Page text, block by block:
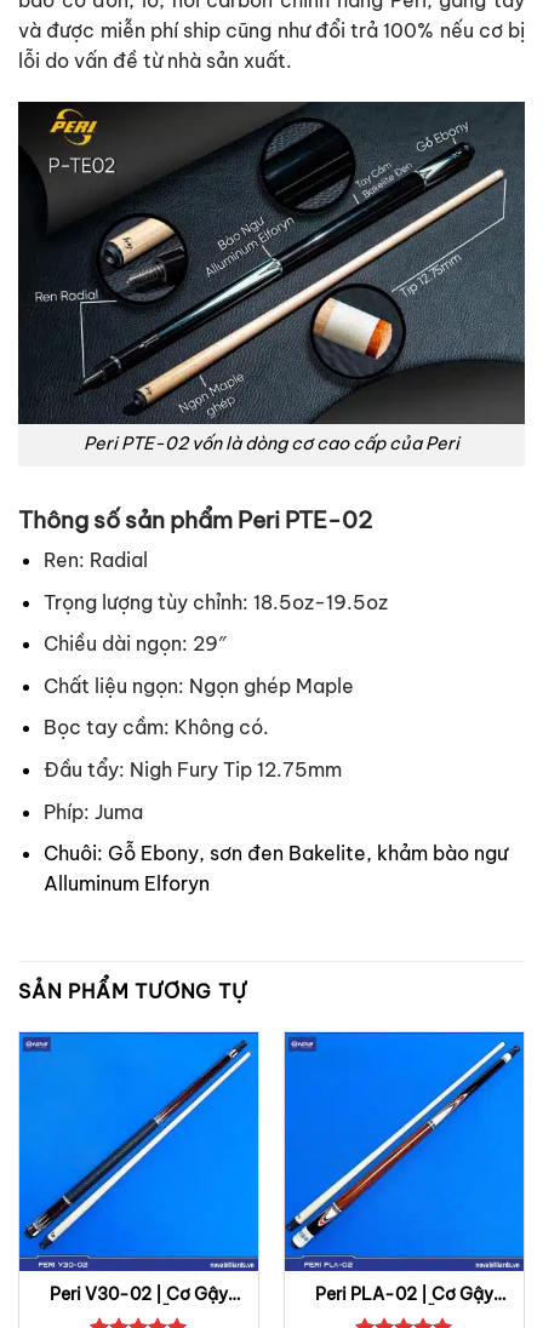
và được miễn phí ship cũng như đổi trả 100% nếu cơ bị
lỗi do vấn đề từ nhà sản xuất.
Peri PTE-02 vốn là dòng cơ cao cấp của Peri
Thông số sản phẩm Peri PTE-02
Ren: Radial
Trọng lượng tùy chỉnh: 18.5oz-19.5oz
Chiều dài ngọn: 29″
Chất liệu ngọn: Ngọn ghép Maple
Bọc tay cầm: Không có.
Đầu tẩy: Nigh Fury Tip 12.75mm
Phíp: Juma
Chuôi: Gỗ Ebony, sơn đen Bakelite, khảm bào ngư
Alluminum Elforyn
SẢN PHẨM TƯƠNG TỰ
Peri V30-02 | Cơ Gậy
Bida Lỗ
Peri PLA-02 | Cơ Gậy
Bida Lỗ